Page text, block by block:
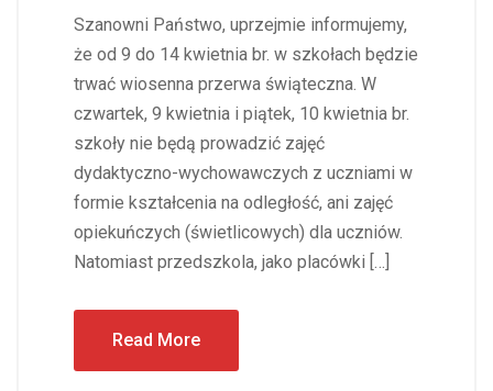
Szanowni Państwo, uprzejmie informujemy,
że od 9 do 14 kwietnia br. w szkołach będzie
trwać wiosenna przerwa świąteczna. W
czwartek, 9 kwietnia i piątek, 10 kwietnia br.
szkoły nie będą prowadzić zajęć
dydaktyczno-wychowawczych z uczniami w
formie kształcenia na odległość, ani zajęć
opiekuńczych (świetlicowych) dla uczniów.
Natomiast przedszkola, jako placówki […]
Read More